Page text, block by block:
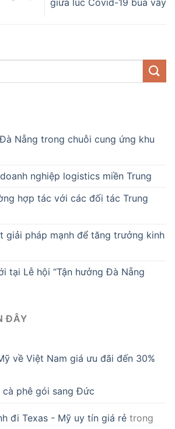
Nẵng trong chuỗi cung ứng khu
nghiệp logistics miền Trung
hợp tác với các đối tác Trung
giải pháp mạnh để tăng trưởng kinh
tại Lễ hội “Tận hưởng Đà Nẵng
ĐÂY
về Việt Nam giá ưu đãi đến 30%
cà phê gói sang Đức
đi Texas - Mỹ uy tín giá rẻ trong